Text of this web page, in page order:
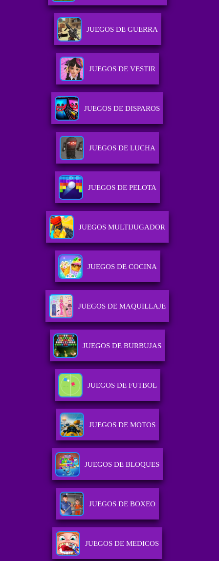
JUEGOS DE GUERRA
JUEGOS DE VESTIR
JUEGOS DE DISPAROS
JUEGOS DE LUCHA
JUEGOS DE PELOTA
JUEGOS MULTIJUGADOR
JUEGOS DE COCINA
JUEGOS DE MAQUILLAJE
JUEGOS DE BURBUJAS
JUEGOS DE FUTBOL
JUEGOS DE MOTOS
JUEGOS DE BLOQUES
JUEGOS DE BOXEO
JUEGOS DE MEDICOS